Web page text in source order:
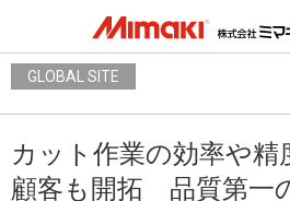
GLOBAL SITE
カット作業の効率や精
顧客も開拓 品質第一